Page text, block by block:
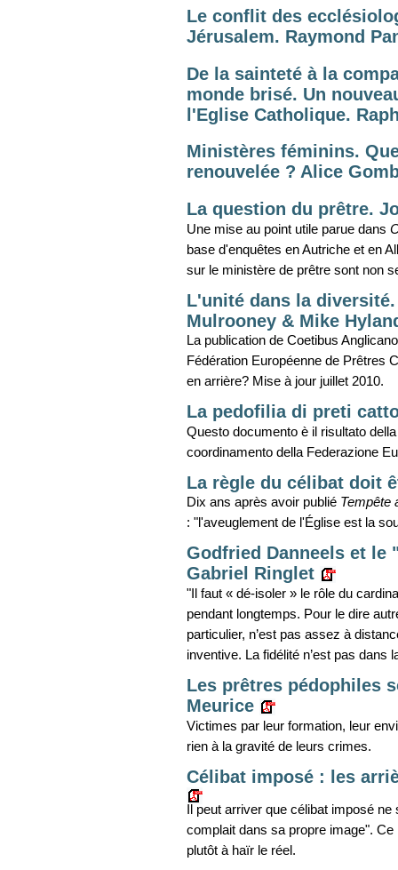
Le conflit des
Jérusalem. Raymond
De la sainteté à la
monde brisé. Un
l'Eglise Catholique.
Ministères féminins.
renouvelée ? Alice
La question du prêtre.
Une mise au point utile parue dans
base d'enquêtes en Autriche et en
sur le ministère de prêtre sont non
L'unité dans la
Mulrooney & Mike
La publication de Coetibus
Fédération Européenne de Prêtres
en arrière? Mise à jour juillet 2010.
La pedofilia di preti
Questo documento è il risultato
coordinamento della Federazione
La règle du célibat doit
Dix ans après avoir publié Tempête
: "l'aveuglement de l'Église est la
Godfried Danneels et le
Gabriel Ringlet
"Il faut « dé-isoler » le rôle du
pendant longtemps. Pour le dire
particulier, n’est pas assez à
inventive. La fidélité n’est pas dans
Les prêtres pédophiles
Meurice
Victimes par leur formation, leur
rien à la gravité de leurs crimes.
Célibat imposé : les
Il peut arriver que célibat imposé
complait dans sa propre image".
plutôt à haïr le réel.